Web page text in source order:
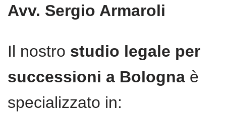
Avv. Sergio Armaroli
Il nostro studio legale per
successioni a Bologna è
specializzato in: